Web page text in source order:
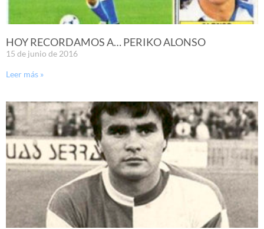
HOY RECORDAMOS A… PERIKO ALONSO
15 de junio de 2016
Leer más »